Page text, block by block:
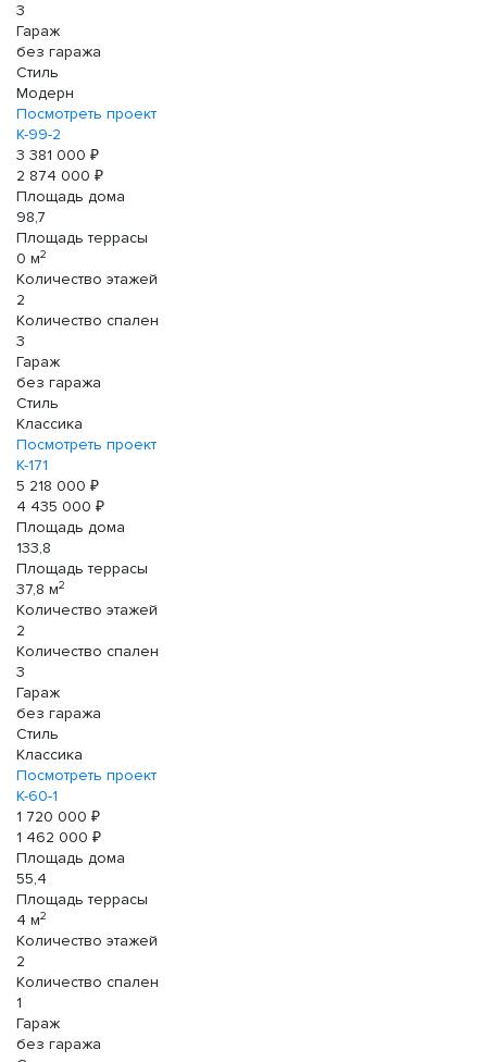
3
Гараж
без гаража
Стиль
Модерн
Посмотреть проект
К-99-2
3 381 000 ₽
2 874 000 ₽
Площадь дома
98,7
Площадь террасы
0 м2
Количество этажей
2
Количество спален
3
Гараж
без гаража
Стиль
Классика
Посмотреть проект
К-171
5 218 000 ₽
4 435 000 ₽
Площадь дома
133,8
Площадь террасы
37,8 м2
Количество этажей
2
Количество спален
3
Гараж
без гаража
Стиль
Классика
Посмотреть проект
К-60-1
1 720 000 ₽
1 462 000 ₽
Площадь дома
55,4
Площадь террасы
4 м2
Количество этажей
2
Количество спален
1
Гараж
без гаража